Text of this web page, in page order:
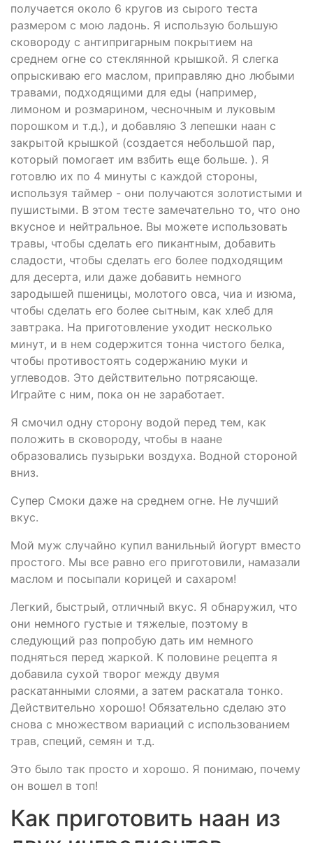
получается около 6 кругов из сырого теста
размером с мою ладонь. Я использую большую
сковороду с антипригарным покрытием на
среднем огне со стеклянной крышкой. Я слегка
опрыскиваю его маслом, приправляю дно любыми
травами, подходящими для еды (например,
лимоном и розмарином, чесночным и луковым
порошком и т.д.), и добавляю 3 лепешки наан с
закрытой крышкой (создается небольшой пар,
который помогает им взбить еще больше. ). Я
готовлю их по 4 минуты с каждой стороны,
используя таймер - они получаются золотистыми и
пушистыми. В этом тесте замечательно то, что оно
вкусное и нейтральное. Вы можете использовать
травы, чтобы сделать его пикантным, добавить
сладости, чтобы сделать его более подходящим
для десерта, или даже добавить немного
зародышей пшеницы, молотого овса, чиа и изюма,
чтобы сделать его более сытным, как хлеб для
завтрака. На приготовление уходит несколько
минут, и в нем содержится тонна чистого белка,
чтобы противостоять содержанию муки и
углеводов. Это действительно потрясающе.
Играйте с ним, пока он не заработает.
Я смочил одну сторону водой перед тем, как
положить в сковороду, чтобы в наане
образовались пузырьки воздуха. Водной стороной
вниз.
Супер Смоки даже на среднем огне. Не лучший
вкус.
Мой муж случайно купил ванильный йогурт вместо
простого. Мы все равно его приготовили, намазали
маслом и посыпали корицей и сахаром!
Легкий, быстрый, отличный вкус. Я обнаружил, что
они немного густые и тяжелые, поэтому в
следующий раз попробую дать им немного
подняться перед жаркой. К половине рецепта я
добавила сухой творог между двумя
раскатанными слоями, а затем раскатала тонко.
Действительно хорошо! Обязательно сделаю это
снова с множеством вариаций с использованием
трав, специй, семян и т.д.
Это было так просто и хорошо. Я понимаю, почему
он вошел в топ!
Как приготовить наан из